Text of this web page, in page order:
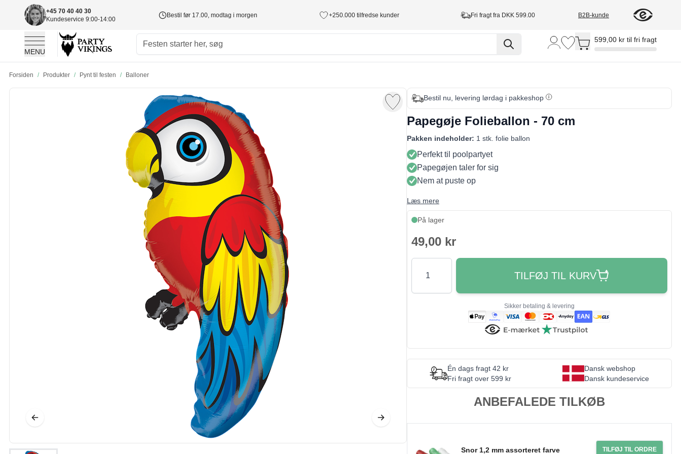
+45 70 40 40 30
Kundeservice 9:00-14:00
Bestil før 17.00, modtag i morgen +250.000 tilfredse kunder Fri fragt fra DKK 599.00 B2B-kunde
MENU
Toggle minicart, Cart is empty
599,00 kr til fri fragt
Forsiden / Produkter / Pynt til festen / Balloner
Bestil nu, levering lørdag i pakkeshop
Papegøje Folieballon - 70 cm
Pakken indeholder: 1 stk. folie ballon
Perfekt til poolpartyet
Papegøjen taler for sig
Nem at puste op
Læs mere
På lager
49,00 kr
Antal
TILFØJ TIL KURV
Sikker betaling & levering
Én dags fragt 42 kr
Fri fragt over 599 kr
Dansk webshop
Dansk kundeservice
ANBEFALEDE TILKØB
Snor 1,2 mm assorteret farve TILFØJ TIL ORDRE